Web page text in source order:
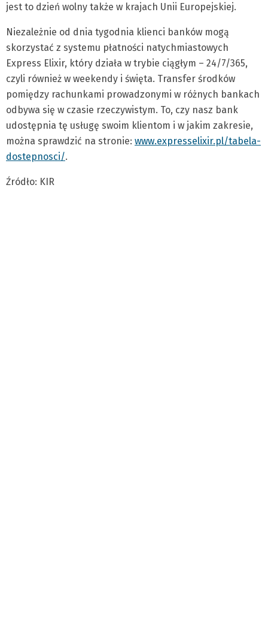
jest to dzień wolny także w krajach Unii Europejskiej.
Niezależnie od dnia tygodnia klienci banków mogą
skorzystać z systemu płatności natychmiastowych
Express Elixir, który działa w trybie ciągłym – 24/7/365,
czyli również w weekendy i święta. Transfer środków
pomiędzy rachunkami prowadzonymi w różnych bankach
odbywa się w czasie rzeczywistym. To, czy nasz bank
udostępnia tę usługę swoim klientom i w jakim zakresie,
można sprawdzić na stronie: www.expresselixir.pl/tabela-
dostepnosci/.
Źródło: KIR